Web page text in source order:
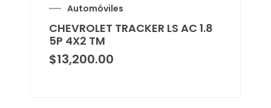
Automóviles
CHEVROLET TRACKER LS AC 1.8
5P 4X2 TM
$13,200.00